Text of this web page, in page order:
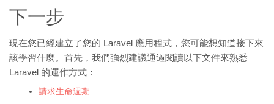
下一步
現在您已經建立了您的 Laravel 應用程式，您可能想知道接下來
該學習什麼。首先，我們強烈建議通過閱讀以下文件來熟悉
Laravel 的運作方式：
請求生命週期